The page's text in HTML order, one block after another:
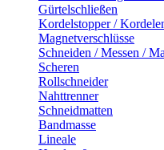
Gürtelschließen
Kordelstopper /
Magnetverschlüsse
Schneiden / Messen /
Scheren
Rollschneider
Nahttrenner
Schneidmatten
Bandmasse
Lineale